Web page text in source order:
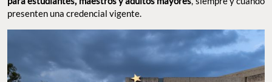
presenten una credencial vigente.